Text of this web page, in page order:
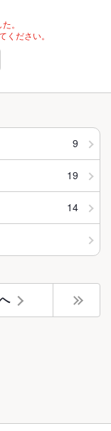
。
ださい。
9
19
14